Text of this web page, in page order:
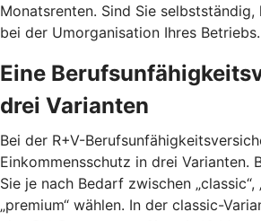
Monatsrenten. Sind Sie selbstständig,
bei der Umorganisation Ihres Betriebs.
Eine
drei Varianten
Bei der R+V-
Einkommensschutz in drei Varianten.
Sie je nach Bedarf zwischen „classic“,
„premium“ wählen. In der classic-